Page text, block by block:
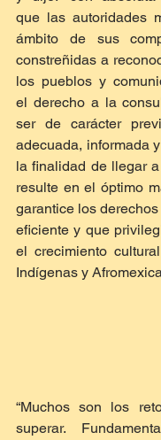
que las autoridades
ámbito de sus
constreñidas a
los pueblos y
el derecho a la
ser de carácter
adecuada, informada
la finalidad de llegar
resulte en el óptimo
garantice los
eficiente y que
el crecimiento
Indígenas y
“Muchos son los
superar.